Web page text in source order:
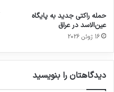
حمله راکتی جدید به پایگاه
عین‌الاسد در عراق
16 ژوئن 2026
دیدگاهتان را بنویسید